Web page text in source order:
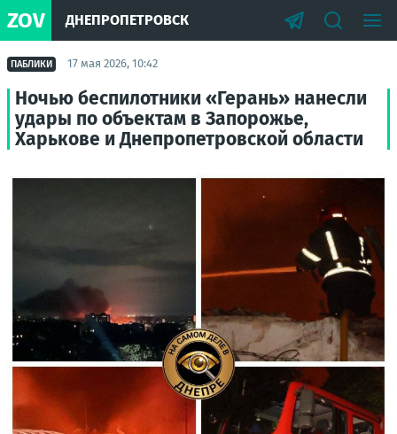
ZOV ДНЕПРОПЕТРОВСК
ПАБЛИКИ 17 мая 2026, 10:42
Ночью беспилотники «Герань» нанесли
удары по объектам в Запорожье,
Харькове и Днепропетровской области